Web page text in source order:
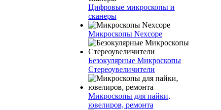
Цифровые микроскопы и
сканеры
Микроскопы Nexcope
Безокулярные Микроскопы
Стереоувеличители
Микроскопы для пайки,
ювелиров, ремонта